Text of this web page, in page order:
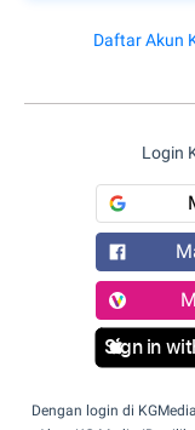
Daftar Akun
Login
Sign in
Dengan login di